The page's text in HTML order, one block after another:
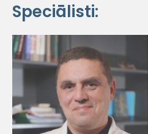
Speciālisti: